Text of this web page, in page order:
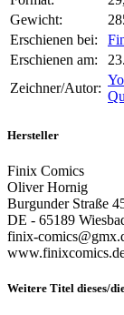
Gewicht:
Erschienen bei:
Erschienen am:
Zeichner/Autor:
Hersteller
Finix Comics
Oliver Hornig
Burgunder Straße
DE - 65189
finix-
Weitere Titel dieses/